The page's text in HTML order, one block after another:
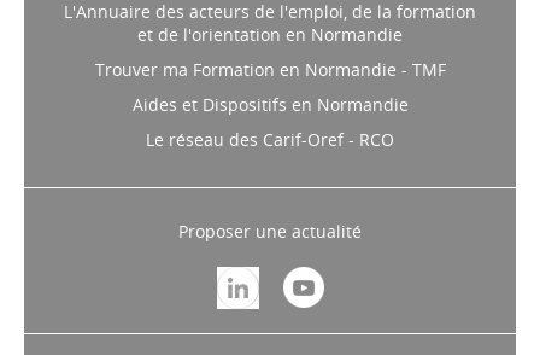
L'Annuaire des acteurs de l'emploi, de la formation
et de l'orientation en Normandie
Trouver ma Formation en Normandie - TMF
Aides et Dispositifs en Normandie
Le réseau des Carif-Oref - RCO
Proposer une actualité